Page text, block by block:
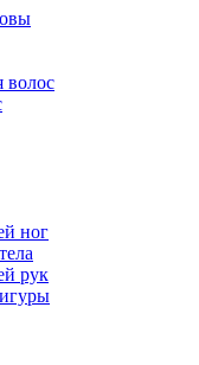
волос
ног
рук